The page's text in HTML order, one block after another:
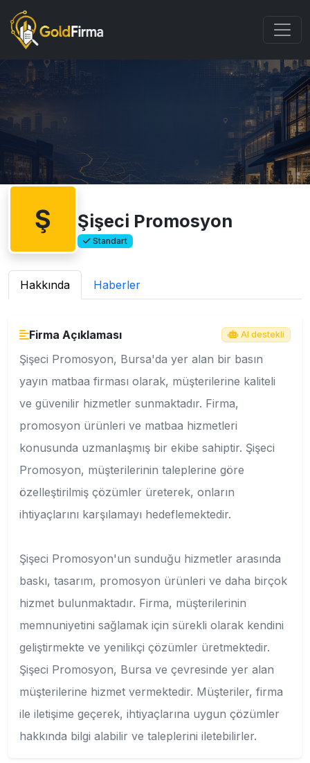
Ş Şişeci Promosyon
Standart
Hakkında Haberler
Firma Açıklaması AI destekli
Şişeci Promosyon, Bursa'da yer alan bir basın
yayın matbaa firması olarak, müşterilerine kaliteli
ve güvenilir hizmetler sunmaktadır. Firma,
promosyon ürünleri ve matbaa hizmetleri
konusunda uzmanlaşmış bir ekibe sahiptir. Şişeci
Promosyon, müşterilerinin taleplerine göre
özelleştirilmiş çözümler üreterek, onların
ihtiyaçlarını karşılamayı hedeflemektedir.
Şişeci Promosyon'un sunduğu hizmetler arasında
baskı, tasarım, promosyon ürünleri ve daha birçok
hizmet bulunmaktadır. Firma, müşterilerinin
memnuniyetini sağlamak için sürekli olarak kendini
geliştirmekte ve yenilikçi çözümler üretmektedir.
Şişeci Promosyon, Bursa ve çevresinde yer alan
müşterilerine hizmet vermektedir. Müşteriler, firma
ile iletişime geçerek, ihtiyaçlarına uygun çözümler
hakkında bilgi alabilir ve taleplerini iletebilirler.